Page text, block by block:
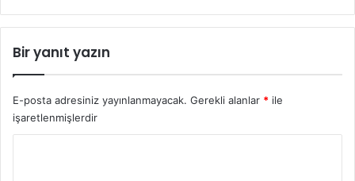
Bir yanıt yazın
E-posta adresiniz yayınlanmayacak. Gerekli alanlar * ile
işaretlenmişlerdir